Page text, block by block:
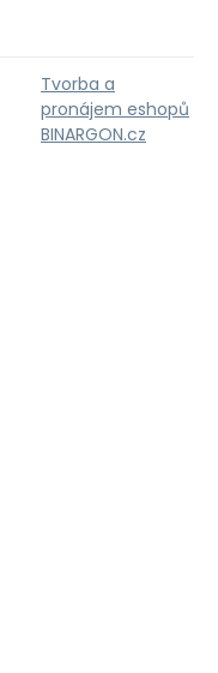
Tvorba a
pronájem eshopů
BINARGON.cz